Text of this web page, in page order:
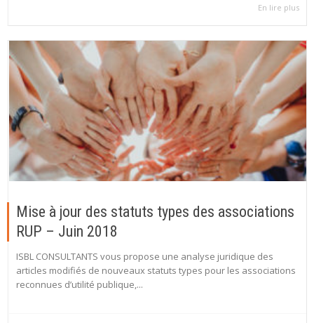
En lire plus
Mise à jour des statuts types des associations
RUP – Juin 2018
ISBL CONSULTANTS vous propose une analyse juridique des
articles modifiés de nouveaux statuts types pour les associations
reconnues d’utilité publique,...